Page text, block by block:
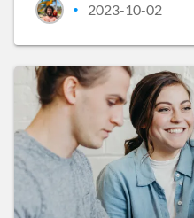
• 2023-10-02